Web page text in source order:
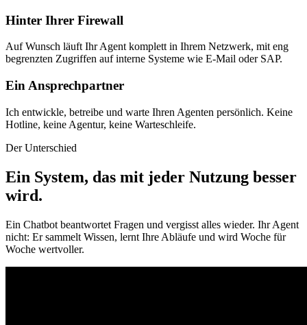
Hinter Ihrer Firewall
Auf Wunsch läuft Ihr Agent komplett in Ihrem Netzwerk, mit eng
begrenzten Zugriffen auf interne Systeme wie E-Mail oder SAP.
Ein Ansprechpartner
Ich entwickle, betreibe und warte Ihren Agenten persönlich. Keine
Hotline, keine Agentur, keine Warteschleife.
Der Unterschied
Ein System, das mit jeder Nutzung besser
wird.
Ein Chatbot beantwortet Fragen und vergisst alles wieder. Ihr Agent
nicht: Er sammelt Wissen, lernt Ihre Abläufe und wird Woche für
Woche wertvoller.